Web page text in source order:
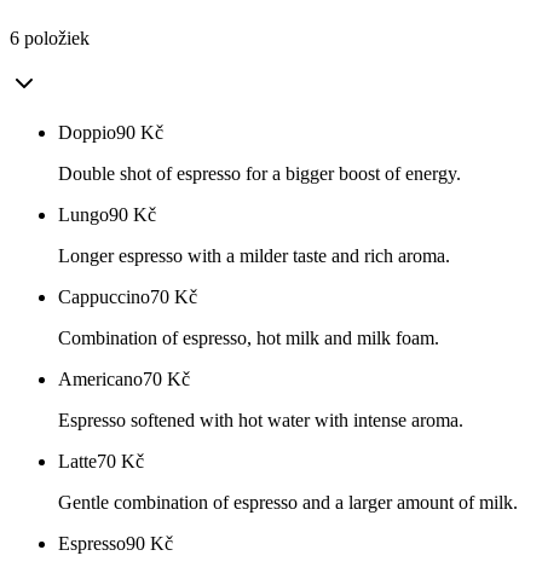
6 položiek
Doppio90 Kč
Double shot of espresso for a bigger boost of energy.
Lungo90 Kč
Longer espresso with a milder taste and rich aroma.
Cappuccino70 Kč
Combination of espresso, hot milk and milk foam.
Americano70 Kč
Espresso softened with hot water with intense aroma.
Latte70 Kč
Gentle combination of espresso and a larger amount of milk.
Espresso90 Kč